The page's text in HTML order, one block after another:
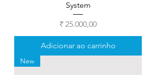
System
Preço
₹ 25.000,00
Adicionar ao carrinho
New